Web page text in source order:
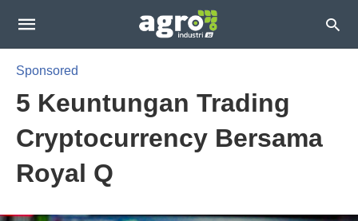
Sponsored
5 Keuntungan Trading
Cryptocurrency Bersama
Royal Q